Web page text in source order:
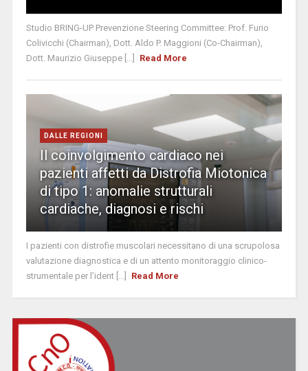
Studio BRING-UP Prevenzione Steering Committee: Prof. Furio
Colivicchi (Chairman), Dott. Aldo P. Maggioni (Co-Chairman),
Dott. Maurizio Giuseppe [...]
Read More
DALLE REGIONI
Il coinvolgimento cardiaco nei
pazienti affetti da Distrofia Miotonica
di tipo 1: anomalie strutturali
cardiache, diagnosi e rischi
I pazienti con distrofie muscolari necessitano di una scrupolosa
valutazione diagnostica e di un attento monitoraggio clinico-
strumentale per l’ident [...]
Read More